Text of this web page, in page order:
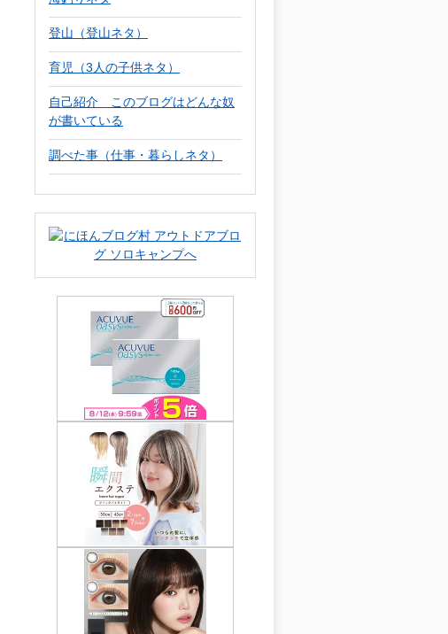
登山（登山ネタ）
育児（3人の子供ネタ）
自己紹介 このブログはどんな奴
が書いている
調べた事（仕事・暮らしネタ）